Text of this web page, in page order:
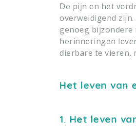
De pijn en het
overweldigend
genoeg bijzondere
herinneringen
dierbare te vieren,
Het leven van
1. Het leven